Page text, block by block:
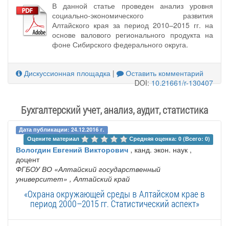
В данной статье проведен анализ уровня
социально-экономического развития
Алтайского края за период 2010–2015 гг. на
основе валового регионального продукта на
фоне Сибирского федерального округа.
Дискуссионная площадка |
Оставить комментарий
DOI:10.21661/r-130407
Бухгалтерский учет, анализ, аудит, статистика
Дата публикации: 24.12.2016 г.
Оцените материал
Средняя оценка: 0 (Всего: 0)
Вологдин Евгений Викторович , канд. экон. наук ,
доцент
ФГБОУ ВО «Алтайский государственный
университет» , Алтайский край
«Охрана окружающей среды в Алтайском крае в
период 2000–2015 гг. Статистический аспект»